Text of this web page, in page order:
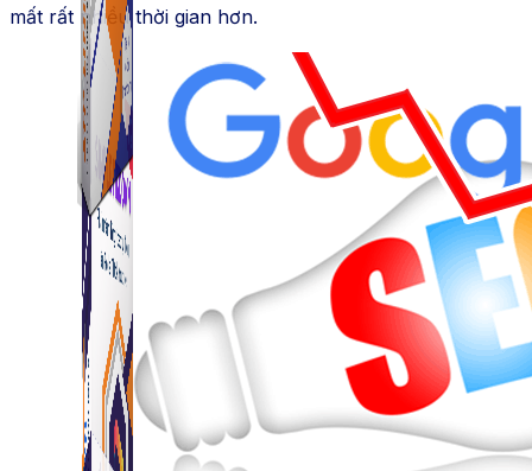
ATP Link
Tạo Bio Link nhanh chóng chỉ với vài click chuột
mất rất nhiều thời gian hơn.